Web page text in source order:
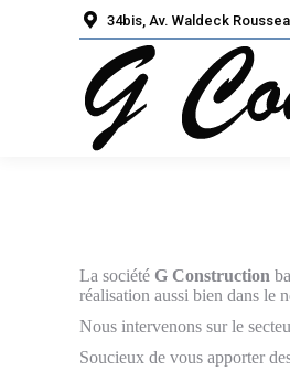
34bis, Av. Waldeck
La société G Construction
réalisation aussi bien dans le
Nous intervenons sur le
Soucieux de vous apporter